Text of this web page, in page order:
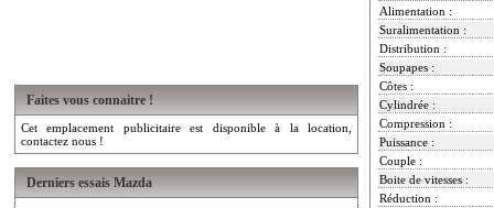
Faites vous connaitre !
Cet emplacement publicitaire est disponible à la location,
contactez nous !
Derniers essais Mazda
Alimentation :
Suralimentation :
Distribution :
Soupapes :
Côtes :
Cylindrée :
Compression :
Puissance :
Couple :
Boite de vitesses :
Réduction :